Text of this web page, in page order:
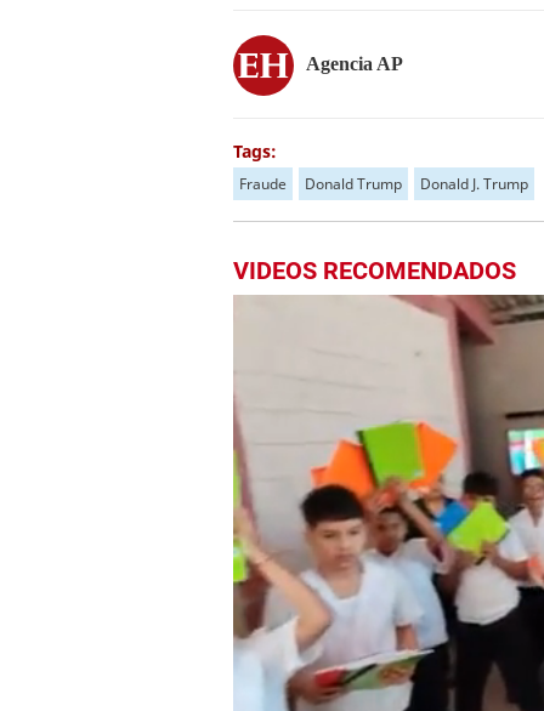
Agencia AP
Tags:
Fraude Donald Trump Donald J. Trump
VIDEOS RECOMENDADOS